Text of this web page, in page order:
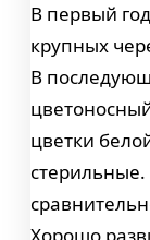
В первый
крупных
В
цветки
стерильные.
Хорошо